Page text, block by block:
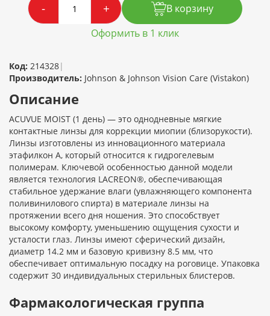
- +
В корзину
Оформить в 1 клик
Код: 214328|
Производитель: Johnson & Johnson Vision Care (Vistakon)
Описание
ACUVUE MOIST (1 день) — это однодневные мягкие
контактные линзы для коррекции миопии (близорукости).
Линзы изготовлены из инновационного материала
этафилкон А, который относится к гидрогелевым
полимерам. Ключевой особенностью данной модели
является технология LACREON®, обеспечивающая
стабильное удержание влаги (увлажняющего компонента
поливинилового спирта) в материале линзы на
протяжении всего дня ношения. Это способствует
высокому комфорту, уменьшению ощущения сухости и
усталости глаз. Линзы имеют сферический дизайн,
диаметр 14.2 мм и базовую кривизну 8.5 мм, что
обеспечивает оптимальную посадку на роговице. Упаковка
содержит 30 индивидуальных стерильных блистеров.
Фармакологическая группа